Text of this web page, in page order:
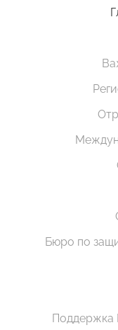
Бюро по
Поддержка